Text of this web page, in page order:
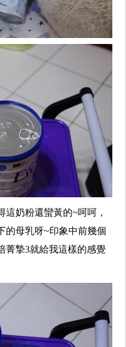
奶粉還蠻黃的~呵呵，
的母乳呀~印象中前幾個
菁摯3就給我這樣的感覺